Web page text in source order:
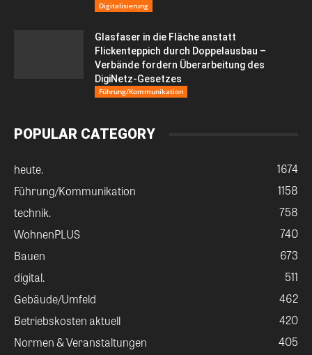
Digitalisierung
Glasfaser in die Fläche anstatt
Flickenteppich durch Doppelausbau –
Verbände fordern Überarbeitung des
DigiNetz-Gesetzes
Führung/Kommunikation
POPULAR CATEGORY
heute.
1674
Führung/Kommunikation
1158
technik.
758
WohnenPLUS
740
Bauen
673
digital.
511
Gebäude/Umfeld
462
Betriebskosten aktuell
420
Normen & Veranstaltungen
405